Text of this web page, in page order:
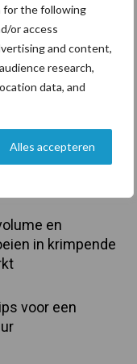
for the following
or access
and content,
research,
data, and
Alles accepteren
nieuws
blijft grillig:
houden
vaak
voor
en
in krimpende
voor een